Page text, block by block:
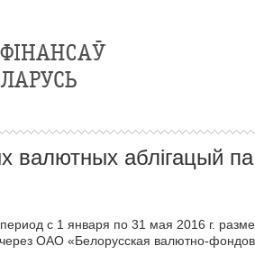
валютных аблігацый
с 1 января по 31 мая 2016 г.
ОАО «Белорусская валютно-